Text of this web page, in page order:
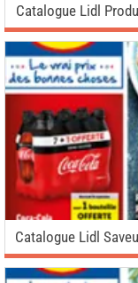
Catalogue Lidl
Catalogue Lidl